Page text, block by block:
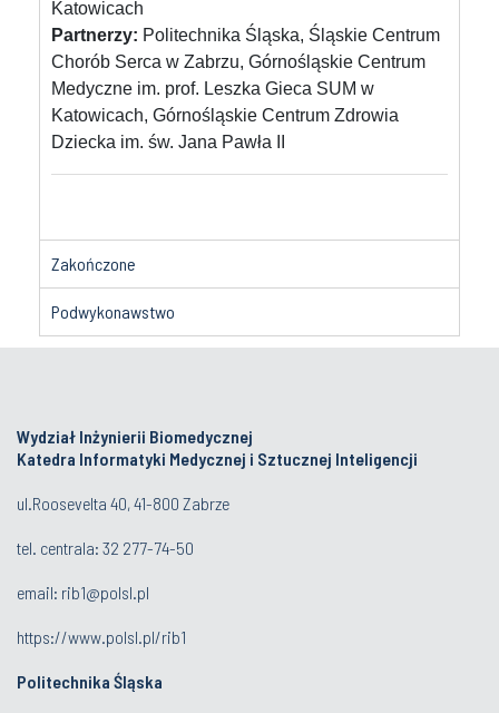
Katowicach
Partnerzy: Politechnika Śląska, Śląskie Centrum
Chorób Serca w Zabrzu, Górnośląskie Centrum
Medyczne im. prof. Leszka Gieca SUM w
Katowicach, Górnośląskie Centrum Zdrowia
Dziecka im. św. Jana Pawła II
Zakończone
Podwykonawstwo
Wydział Inżynierii Biomedycznej
Katedra Informatyki Medycznej i Sztucznej Inteligencji
ul.Roosevelta 40, 41-800 Zabrze
tel. centrala: 32 277-74-50
email: rib1@polsl.pl
https://www.polsl.pl/rib1
Politechnika Śląska